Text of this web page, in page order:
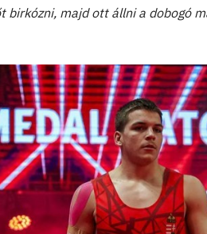
majd ott állni a dobogó